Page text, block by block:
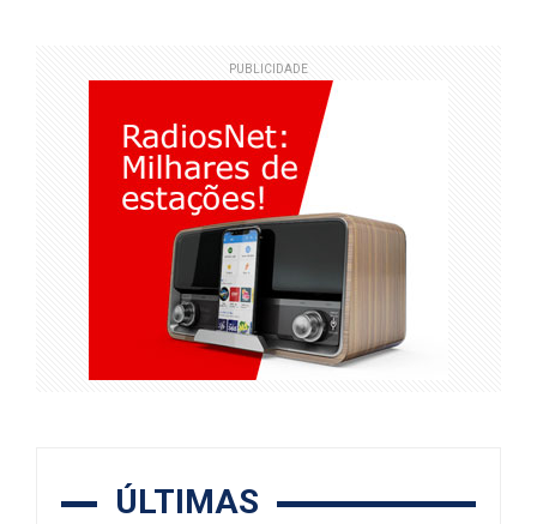
PUBLICIDADE
ÚLTIMAS